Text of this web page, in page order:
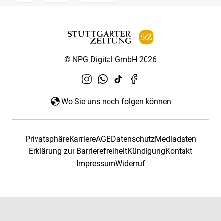
© NPG Digital GmbH 2026
Wo Sie uns noch folgen können
PrivatsphäreKarriereAGBDatenschutzMediadaten
Erklärung zur BarrierefreiheitKündigungKontakt
ImpressumWiderruf